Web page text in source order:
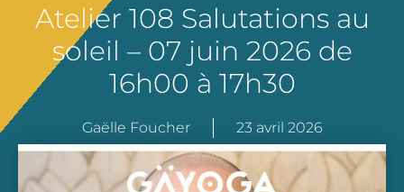
Atelier 108 Salutations au
soleil – 07 juin 2026 de
16h00 à 17h30
Gaëlle Foucher 23 avril 2026